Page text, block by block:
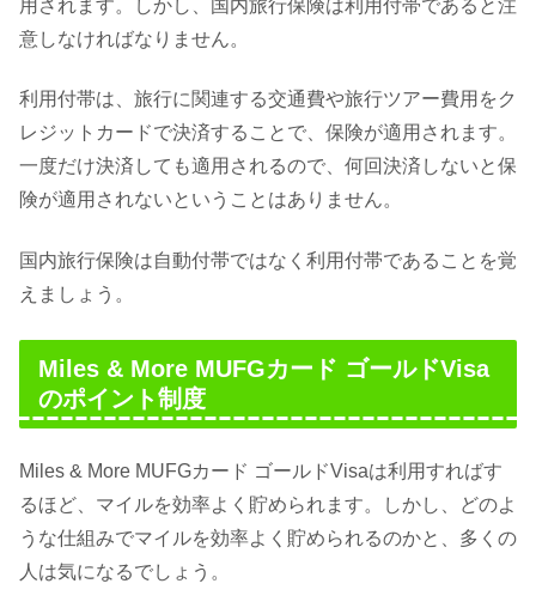
用されます。しかし、国内旅行保険は利用付帯であると注
意しなければなりません。
利用付帯は、旅行に関連する交通費や旅行ツアー費用をク
レジットカードで決済することで、保険が適用されます。
一度だけ決済しても適用されるので、何回決済しないと保
険が適用されないということはありません。
国内旅行保険は自動付帯ではなく利用付帯であることを覚
えましょう。
Miles & More MUFGカード ゴールドVisa
のポイント制度
Miles & More MUFGカード ゴールドVisaは利用すればす
るほど、マイルを効率よく貯められます。しかし、どのよ
うな仕組みでマイルを効率よく貯められるのかと、多くの
人は気になるでしょう。